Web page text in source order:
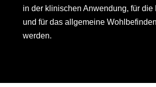
in der klinischen Anwendung, für die
und für das allgemeine
werden.